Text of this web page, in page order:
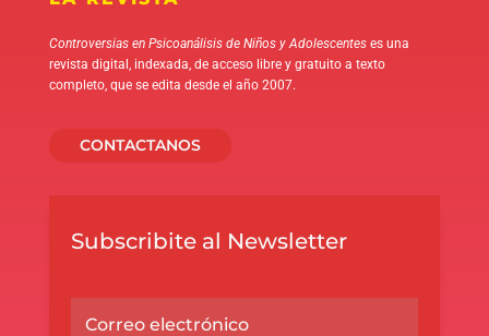
Controversias en Psicoanálisis de Niños y Adolescenteses una
revista digital, indexada, de acceso libre y gratuito a texto
completo, que se edita desde el año 2007.
CONTACTANOS
Subscribite al Newsletter